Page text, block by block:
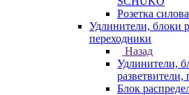
Розетка
Удлинители, блоки
переходники
Назад
Удлинители,
разветвители,
Блок